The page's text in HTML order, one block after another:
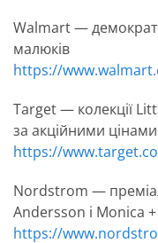
Walmart —
малюків
https://
Target — колекції
за акційними цінами
https://
Nordstrom —
Andersson і Monica
https://